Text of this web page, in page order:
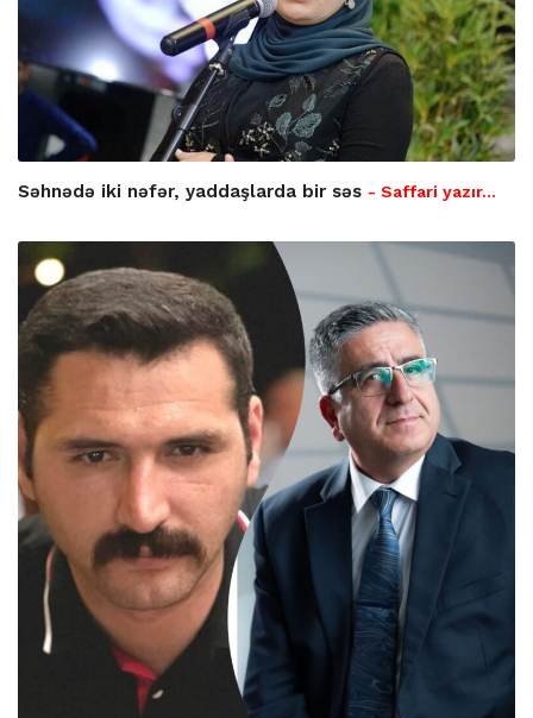
Səhnədə iki nəfər, yaddaşlarda bir səs - Saffari yazır…